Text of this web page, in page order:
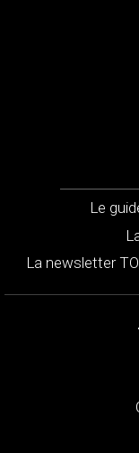
Le
La newsletter